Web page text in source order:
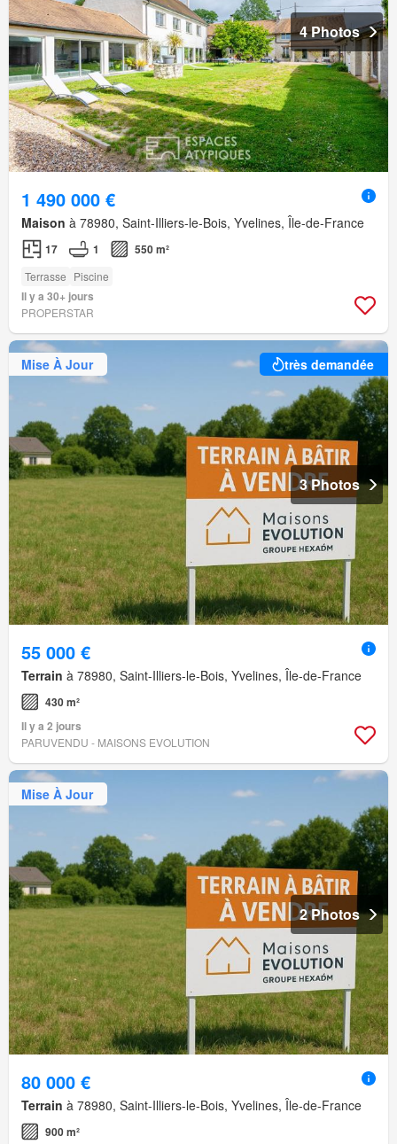
4 Photos
1 490 000 €
Maison à 78980, Saint-Illiers-le-Bois, Yvelines, Île-de-France
17 1 550 m²
Terrasse Piscine
Il y a 30+ jours
PROPERSTAR
Mise À Jour très demandée
3 Photos
55 000 €
Terrain à 78980, Saint-Illiers-le-Bois, Yvelines, Île-de-France
430 m²
Il y a 2 jours
PARUVENDU - MAISONS EVOLUTION
Mise À Jour
2 Photos
80 000 €
Terrain à 78980, Saint-Illiers-le-Bois, Yvelines, Île-de-France
900 m²